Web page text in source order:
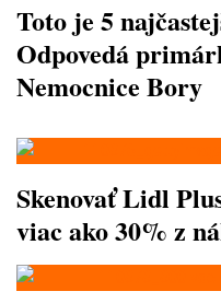
Toto je 5
Odpovedá
Nemocnice Bory
Skenovať Lidl
viac ako 30% z